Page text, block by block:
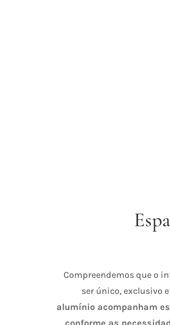
Compreendemos que o
ser único, exclusivo
alumínio acompanham